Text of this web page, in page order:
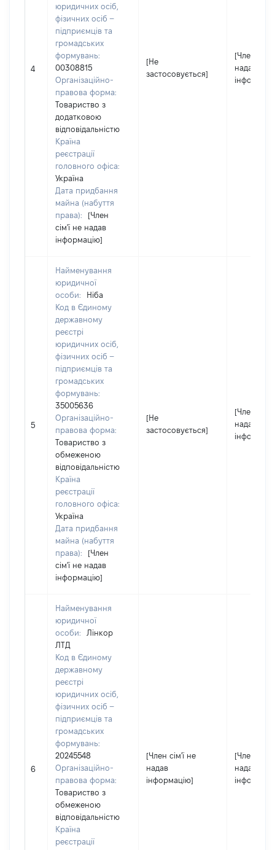
4
юридичних осіб,
фізичних осіб –
підприємців та
громадських
формувань:
00308815
Організаційно-
правова форма:
Товариство з
додатковою
відповідальністю
Країна
реєстрації
головного офіса:
Україна
Дата придбання
майна (набуття
права):
[Член
сім'ї не надав
інформацію]
[Не
застосовується]
[Член
надав
5
Найменування
юридичної
особи:
Ніба
Код в Єдиному
державному
реєстрі
юридичних осіб,
фізичних осіб –
підприємців та
громадських
формувань:
35005636
Організаційно-
правова форма:
Товариство з
обмеженою
відповідальністю
Країна
реєстрації
головного офіса:
Україна
Дата придбання
майна (набуття
права):
[Член
сім'ї не надав
інформацію]
[Не
застосовується]
[Член
надав
6
Найменування
юридичної
особи:
Лінкор
ЛТД
Код в Єдиному
державному
реєстрі
юридичних осіб,
фізичних осіб –
підприємців та
громадських
формувань:
20245548
Організаційно-
правова форма:
Товариство з
обмеженою
відповідальністю
Країна
реєстрації
[Член сім'ї не
надав
інформацію]
[Член
надав